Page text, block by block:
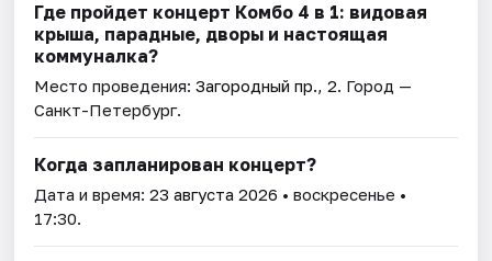
Где пройдет концерт Комбо 4 в 1: видовая
крыша, парадные, дворы и настоящая
коммуналка?
Место проведения:Загородный пр., 2. Город —
Санкт-Петербург.
Когда запланирован концерт?
Дата и время:23 августа 2026 • воскресенье •
17:30.